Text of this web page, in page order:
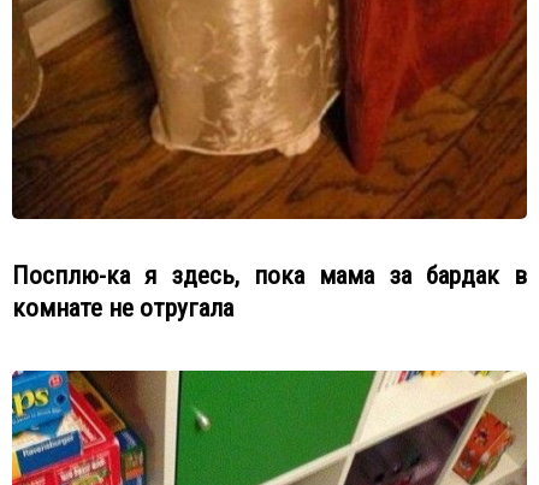
Посплю-ка я здесь, пока мама за бардак в
комнате не отругала